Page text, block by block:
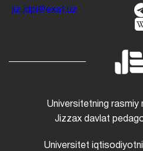
jiz.jdpi@exat.uz
Universitetning rasmiy
Jizzax davlat
Universitet